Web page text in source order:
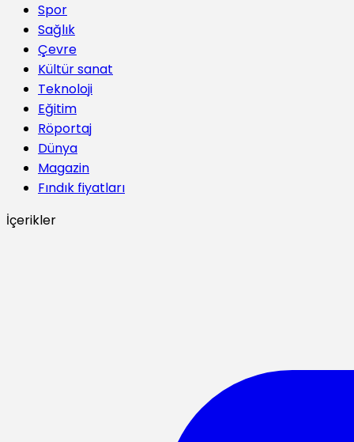
Spor
Sağlık
Çevre
Kültür sanat
Teknoloji
Eğitim
Röportaj
Dünya
Magazin
Fındık fiyatları
İçerikler